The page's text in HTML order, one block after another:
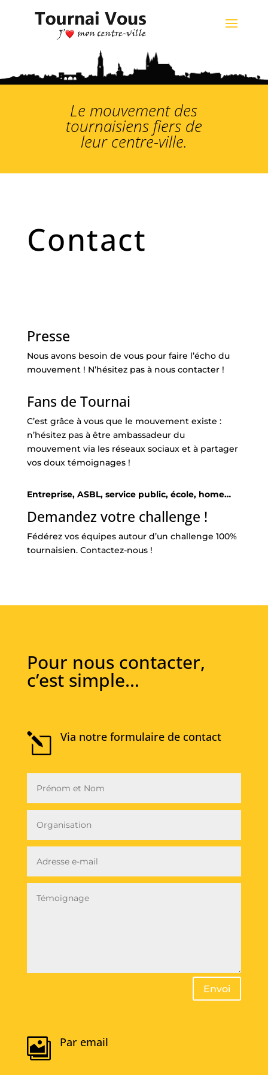
Le mouvement des
tournaisiens fiers de
leur centre-ville.
Contact
Presse
Nous avons besoin de vous pour faire l’écho du
mouvement ! N’hésitez pas à nous contacter !
Fans de Tournai
C’est grâce à vous que le mouvement existe :
n’hésitez pas à être ambassadeur du
mouvement via les réseaux sociaux et à partager
vos doux témoignages !
Entreprise, ASBL, service public, école, home…
Demandez votre challenge !
Fédérez vos équipes autour d’un challenge 100%
tournaisien. Contactez-nous !
Pour nous contacter,
c’est simple…
l Via notre formulaire de contact
Envoi
 Par email